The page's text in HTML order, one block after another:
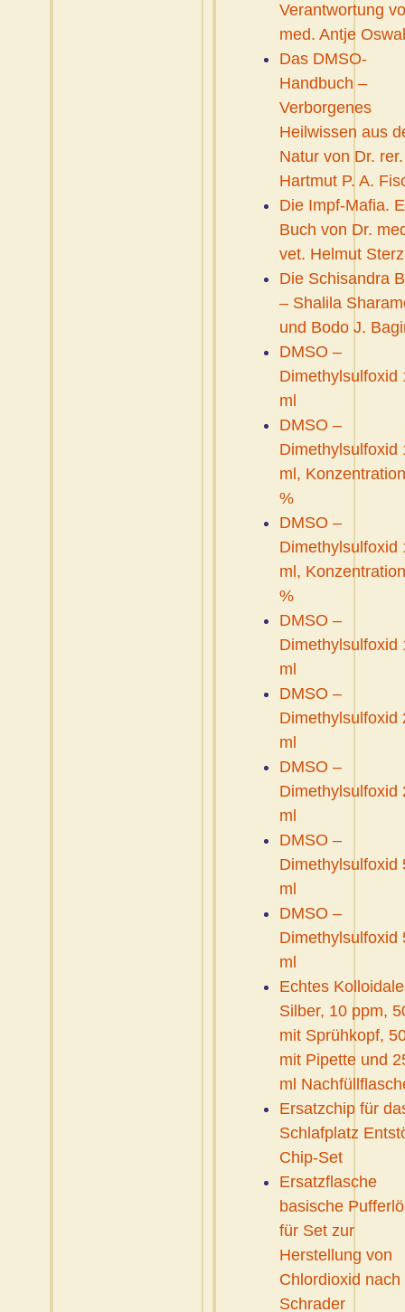
Verantwortung
med. Antje
Das DMSO-
Handbuch –
Verborgenes
Heilwissen aus
Natur von Dr.
Hartmut P. A.
Die Impf-Mafia.
Buch von Dr.
vet. Helmut Sterz
Die Schisandra
– Shalila
und Bodo J.
DMSO –
Dimethylsulfoxid
ml
DMSO –
Dimethylsulfoxid
ml,
%
DMSO –
Dimethylsulfoxid
ml,
%
DMSO –
Dimethylsulfoxid
ml
DMSO –
Dimethylsulfoxid
ml
DMSO –
Dimethylsulfoxid
ml
DMSO –
Dimethylsulfoxid
ml
DMSO –
Dimethylsulfoxid
ml
Echtes
Silber, 10 ppm,
mit Sprühkopf,
mit Pipette und
ml
Ersatzchip für
Schlafplatz
Chip-Set
Ersatzflasche
basische
für Set zur
Herstellung von
Chlordioxid nach
Schrader